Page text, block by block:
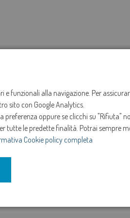
e funzionali alla navigazione. Per
sito con Google Analytics.
preferenza oppure se clicchi su "Rifiuta"
tutte le predette finalità. Potrai sempre
Cookie policy completa